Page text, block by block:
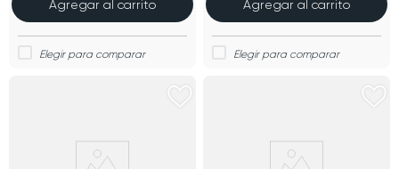
Agregar al carrito Agregar al carrito